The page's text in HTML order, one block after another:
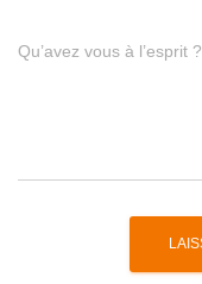
Qu’avez vous à l’esprit ?